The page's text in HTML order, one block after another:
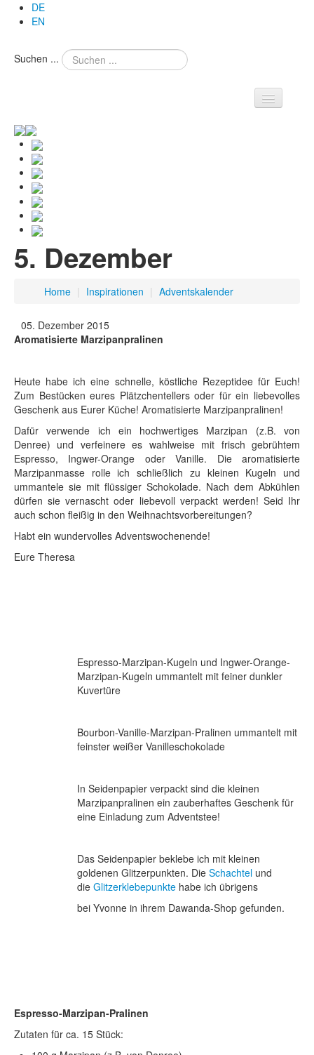
DE
EN
Suchen ...
Rezepte
Reisetagebuch
Inspirationen
Theresa's Flower Diary
Adventskalender
Advent
Kochbücher
Impressionen aus meinen NDR-Filmen
Theresas Baby
Meine Glücksfundgrube
Wundervoller Herbst
Portraits
5. Dezember
Home | Inspirationen | Adventskalender
05. Dezember 2015
Aromatisierte Marzipanpralinen
Heute habe ich eine schnelle, köstliche Rezeptidee für Euch!
Zum Bestücken eures Plätzchentellers oder für ein liebevolles
Geschenk aus Eurer Küche! Aromatisierte Marzipanpralinen!
Dafür verwende ich ein hochwertiges Marzipan (z.B. von
Denree) und verfeinere es wahlweise mit frisch gebrühtem
Espresso, Ingwer-Orange oder Vanille. Die aromatisierte
Marzipanmasse rolle ich schließlich zu kleinen Kugeln und
ummantele sie mit flüssiger Schokolade. Nach dem Abkühlen
dürfen sie vernascht oder liebevoll verpackt werden! Seid Ihr
auch schon fleißig in den Weihnachtsvorbereitungen?
Habt ein wundervolles Adventswochenende!
Eure Theresa
Espresso-Marzipan-Kugeln und Ingwer-Orange-
Marzipan-Kugeln ummantelt mit feiner dunkler
Kuvertüre
Bourbon-Vanille-Marzipan-Pralinen ummantelt mit
feinster weißer Vanilleschokolade
In Seidenpapier verpackt sind die kleinen
Marzipanpralinen ein zauberhaftes Geschenk für
eine Einladung zum Adventstee!
Das Seidenpapier beklebe ich mit kleinen
goldenen Glitzerpunkten. Die Schachtel und
die Glitzerklebepunkte habe ich übrigens
bei Yvonne in ihrem Dawanda-Shop gefunden.
Espresso-Marzipan-Pralinen
Zutaten für ca. 15 Stück: